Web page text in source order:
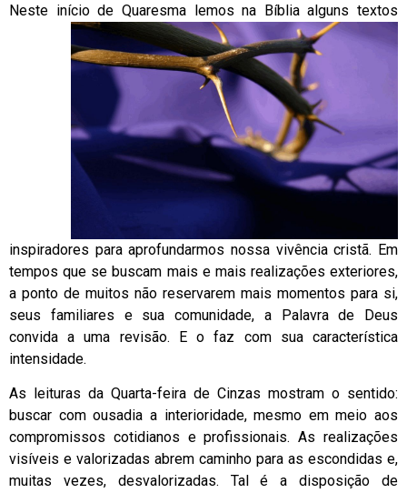
Neste início de Quaresma lemos na Bíblia alguns textos
inspiradores para aprofundarmos nossa vivência cristã. Em
tempos que se buscam mais e mais realizações exteriores,
a ponto de muitos não reservarem mais momentos para si,
seus familiares e sua comunidade, a Palavra de Deus
convida a uma revisão. E o faz com sua característica
intensidade.
As leituras da Quarta-feira de Cinzas mostram o sentido:
buscar com ousadia a interioridade, mesmo em meio aos
compromissos cotidianos e profissionais. As realizações
visíveis e valorizadas abrem caminho para as escondidas e,
muitas vezes, desvalorizadas. Tal é a disposição de